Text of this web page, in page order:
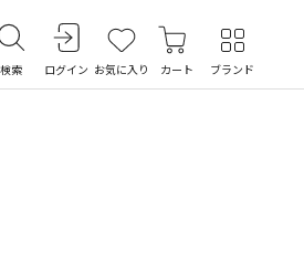
検索 ログイン お気に入り カート ブランド